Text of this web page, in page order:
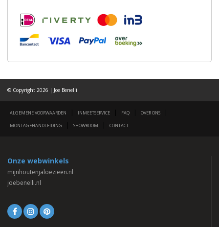
© Copyright 2026 | Joe Benelli
ALGEMENE VOORWAARDEN INMEETSERVICE FAQ OVER ONS
MONTAGEHANDLEIDING SHOWROOM CONTACT
Onze webwinkels
mijnhoutenjaloezieen.nl
joebenelli.nl